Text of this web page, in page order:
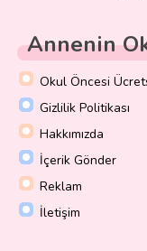
Annenin
Okul Öncesi
Gizlilik Politikası
Hakkımızda
İçerik Gönder
Reklam
İletişim